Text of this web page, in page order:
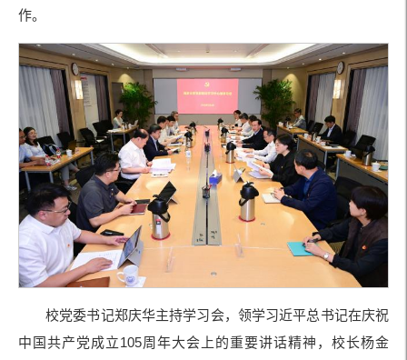
作。
校党委书记郑庆华主持学习会，领学习近平总书记在庆祝
中国共产党成立105周年大会上的重要讲话精神，校长杨金